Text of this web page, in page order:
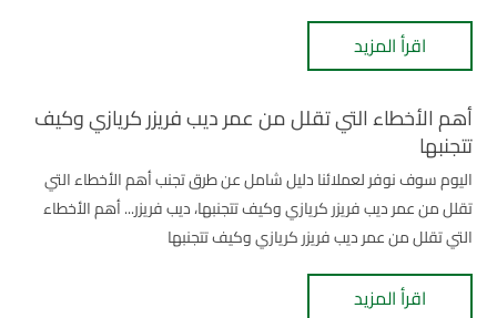
اقرأ المزيد
أهم الأخطاء التي تقلل من عمر ديب فريزر كريازي وكيف
تتجنبها
اليوم سوف نوفر لعملائنا دليل شامل عن طرق تجنب أهم الأخطاء التي
تقلل من عمر ديب فريزر كريازي وكيف تتجنبها، ديب فريزر... أهم الأخطاء
التي تقلل من عمر ديب فريزر كريازي وكيف تتجنبها
اقرأ المزيد